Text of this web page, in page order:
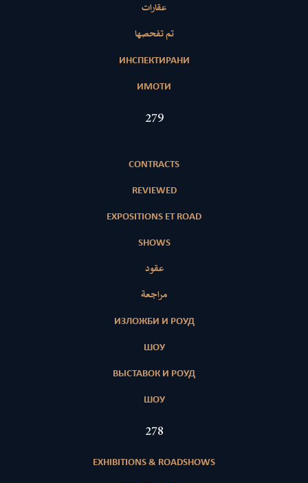
عقارات
تم تفحصها
ИНСПЕКТИРАНИ
ИМОТИ
423
CONTRACTS
REVIEWED
EXPOSITIONS ET ROAD
SHOWS
عقود
مراجعة
ИЗЛОЖБИ И РОУД
ШОУ
ВЫСТАВОК И РОУД
ШОУ
421
EXHIBITIONS & ROADSHOWS